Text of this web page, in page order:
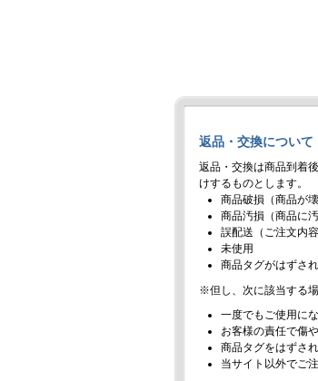
返品・交換について
返品・交換は商品到着
けするものとします。
商品破損（商品が
商品汚損（商品に
誤配送（ご注文内
未使用
商品タグがはずさ
※但し、次に該当する
一度でもご使用に
お客様の責任で傷
商品タグをはずさ
当サイト以外でご